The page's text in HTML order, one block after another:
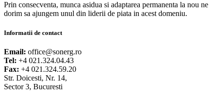
Prin consecventa, munca asidua si adaptarea permanenta la nou ne
dorim sa ajungem unul din liderii de piata in acest domeniu.
Informatii de contact
Email: office@sonerg.ro
Tel: +4 021.324.04.43
Fax: +4 021.324.59.20
Str. Doicesti, Nr. 14,
Sector 3, Bucuresti